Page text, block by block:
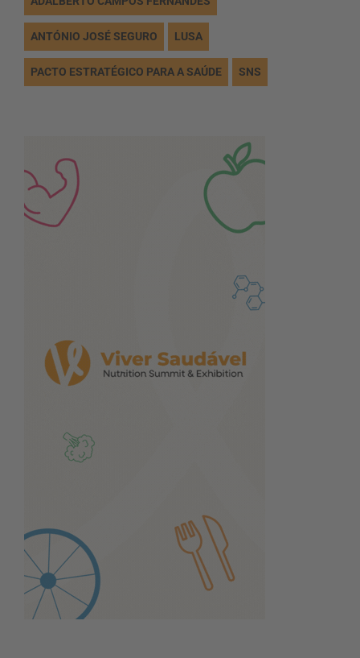
ANTÓNIO JOSÉ SEGURO LUSA
PACTO ESTRATÉGICO PARA A SAÚDE SNS